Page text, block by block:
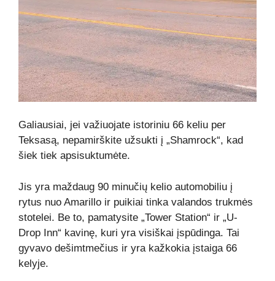
Galiausiai, jei važiuojate istoriniu 66 keliu per
Teksasą, nepamirškite užsukti į „Shamrock“, kad
šiek tiek apsisuktumėte.
Jis yra maždaug 90 minučių kelio automobiliu į
rytus nuo Amarillo ir puikiai tinka valandos trukmės
stotelei. Be to, pamatysite „Tower Station“ ir „U-
Drop Inn“ kavinę, kuri yra visiškai įspūdinga. Tai
gyvavo dešimtmečius ir yra kažkokia įstaiga 66
kelyje.